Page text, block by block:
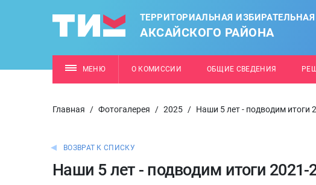
ТЕРРИТОРИАЛЬНАЯ
АКСАЙСКОГО РАЙОНА
МЕНЮ О КОМИССИИ ОБЩИЕ СВЕДЕНИЯ
Главная / Фотогалерея / 2025 / Наши 5 лет - подводим итоги
ВОЗВРАТ К СПИСКУ
Наши 5 лет - подводим итоги 2021-